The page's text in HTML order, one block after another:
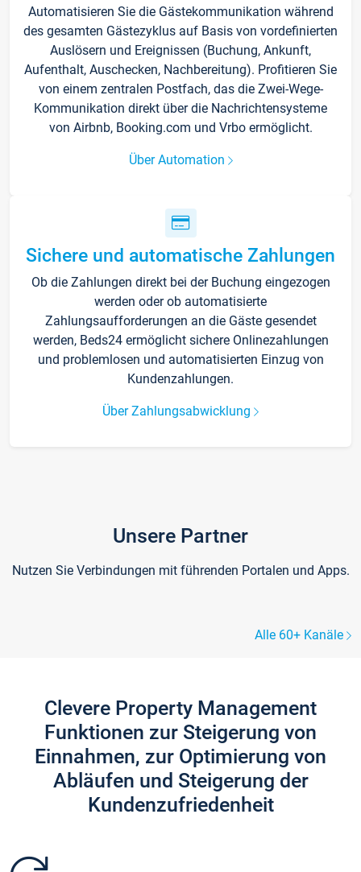
Automatisieren Sie die Gästekommunikation während
des gesamten Gästezyklus auf Basis von vordefinierten
Auslösern und Ereignissen (Buchung, Ankunft,
Aufenthalt, Auschecken, Nachbereitung). Profitieren Sie
von einem zentralen Postfach, das die Zwei-Wege-
Kommunikation direkt über die Nachrichtensysteme
von Airbnb, Booking.com und Vrbo ermöglicht.
Über Automation
Sichere und automatische Zahlungen
Ob die Zahlungen direkt bei der Buchung eingezogen
werden oder ob automatisierte
Zahlungsaufforderungen an die Gäste gesendet
werden, Beds24 ermöglicht sichere Onlinezahlungen
und problemlosen und automatisierten Einzug von
Kundenzahlungen.
Über Zahlungsabwicklung
Unsere Partner
Nutzen Sie Verbindungen mit führenden Portalen und Apps.
Alle 60+ Kanäle
Clevere Property Management
Funktionen zur Steigerung von
Einnahmen, zur Optimierung von
Abläufen und Steigerung der
Kundenzufriedenheit